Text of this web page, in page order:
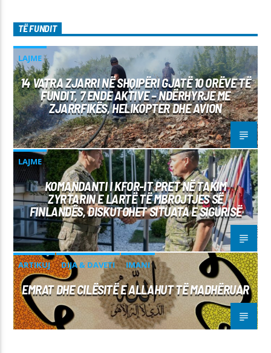
TË FUNDIT
LAJME
14 VATRA ZJARRI NË SHQIPËRI GJATË 10 ORËVE TË
FUNDIT, 7 ENDE AKTIVE – NDËRHYRJE ME
ZJARRFIKËS, HELIKOPTER DHE AVION
LAJME
KOMANDANTI I KFOR-IT PRET NË TAKIM
ZYRTARIN E LARTË TË MBROJTJES SË
FINLANDËS, DISKUTOHET SITUATA E SIGURISË
ARTIKUJ DIJA & DAVETI IMANI
EMRAT DHE CILËSITË E ALLAHUT TË MADHËRUAR